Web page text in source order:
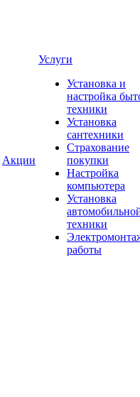
Акции
Услуги
Установка и
настройка
техники
Установка
сантехники
Страхование
покупки
Настройка
компьютера
Установка
техники
работы